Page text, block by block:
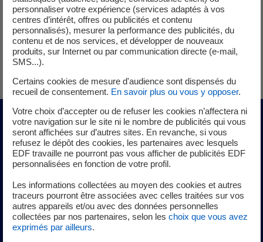
Conseillère / Conseiller commercial
La rémunération
De 25,5 K€ à 29,5 K€ (brut annuel global) en fonction du
diplôme et de l’expérience professionnelle (incluant
couverture sociale et rémunérations variables
personnaliser votre expérience (services adaptés à vos
centres d’intérêt, offres ou publicités et contenu
personnalisés), mesurer la performance des publicités, du
contenu et de nos services, et développer de nouveaux
produits, sur Internet ou par communication directe (e-mail,
SMS...).
Certains cookies de mesure d'audience sont dispensés du
recueil de consentement. En savoir plus ou vous y opposer.
Votre choix d’accepter ou de refuser les cookies n’affectera ni
votre navigation sur le site ni le nombre de publicités qui vous
seront affichées sur d’autres sites. En revanche, si vous
refusez le dépôt des cookies, les partenaires avec lesquels
EDF travaille ne pourront pas vous afficher de publicités EDF
personnalisées en fonction de votre profil.
Les informations collectées au moyen des cookies et autres
traceurs pourront être associées avec celles traitées sur vos
autres appareils et/ou avec des données personnelles
collectées par nos partenaires, selon les choix que vous avez
exprimés par ailleurs.